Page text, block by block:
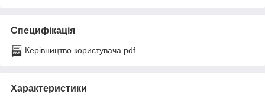
Специфікація
Керівництво користувача.pdf
Характеристики